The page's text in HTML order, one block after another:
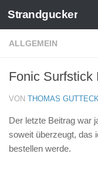
Zum Inhalt
Strandgucker
ALLGEMEIN
Fonic Surfstick
VON THOMAS
Der letzte Beitrag war
soweit überzeugt, das
bestellen werde.